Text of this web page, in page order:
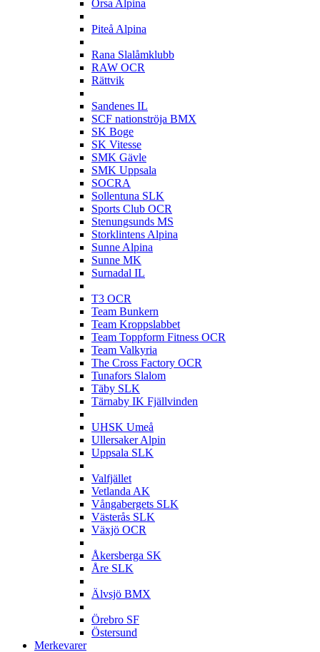
Orsa Alpina
Piteå Alpina
Rana Slalåmklubb
RAW OCR
Rättvik
Sandenes IL
SCF nationströja BMX
SK Boge
SK Vitesse
SMK Gävle
SMK Uppsala
SOCRA
Sollentuna SLK
Sports Club OCR
Stenungsunds MS
Storklintens Alpina
Sunne Alpina
Sunne MK
Surnadal IL
T3 OCR
Team Bunkern
Team Kroppslabbet
Team Toppform Fitness OCR
Team Valkyria
The Cross Factory OCR
Tunafors Slalom
Täby SLK
Tärnaby IK Fjällvinden
UHSK Umeå
Ullersaker Alpin
Uppsala SLK
Valfjället
Vetlanda AK
Vångabergets SLK
Västerås SLK
Växjö OCR
Åkersberga SK
Åre SLK
Älvsjö BMX
Örebro SF
Östersund
Merkevarer